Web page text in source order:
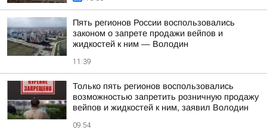
Пять регионов России воспользовались
законом о запрете продажи вейпов и
жидкостей к ним — Володин
11:39
Только пять регионов воспользовались
возможностью запретить розничную продажу
вейпов и жидкостей к ним, заявил Володин
09:54